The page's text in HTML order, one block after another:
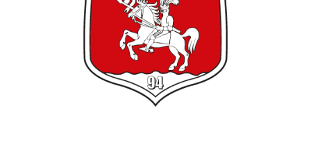
Ajankohtaista